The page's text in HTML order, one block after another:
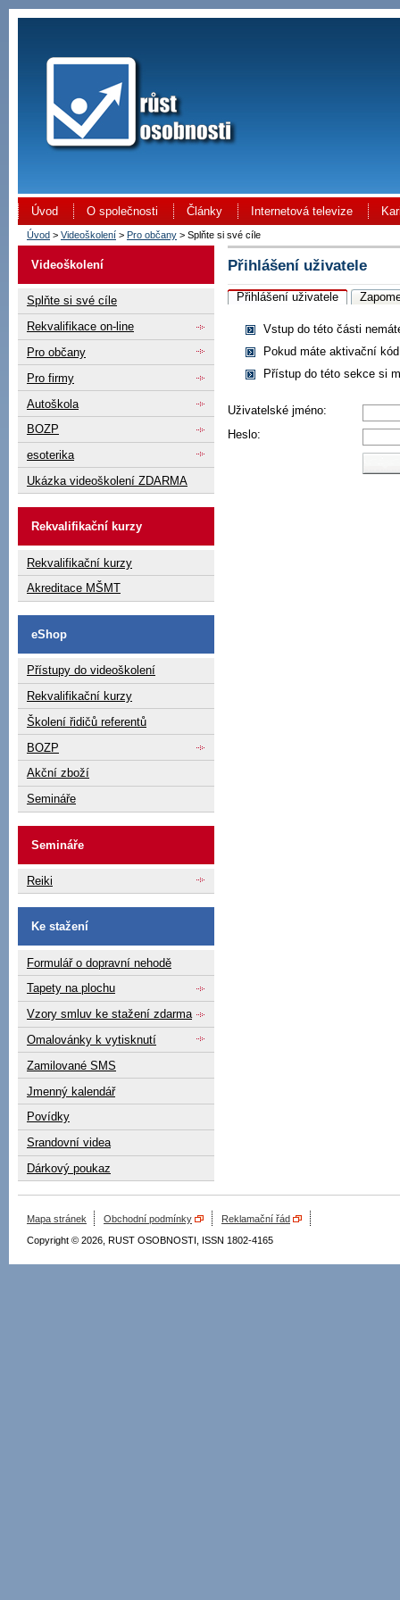
Úvod O společnosti Články Internetová televize
Úvod > Videoškolení > Pro občany > Splňte si své cíle
Videoškolení
Splňte si své cíle
Rekvalifikace on-line
Pro občany
Pro firmy
Autoškola
BOZP
esoterika
Ukázka videoškolení ZDARMA
Rekvalifikační kurzy
Rekvalifikační kurzy
Akreditace MŠMT
eShop
Přístupy do videoškolení
Rekvalifikační kurzy
Školení řidičů referentů
BOZP
Akční zboží
Semináře
Semináře
Reiki
Ke stažení
Formulář o dopravní nehodě
Tapety na plochu
Vzory smluv ke stažení zdarma
Omalovánky k vytisknutí
Zamilované SMS
Jmenný kalendář
Povídky
Srandovní videa
Dárkový poukaz
Přihlášení uživatele
Přihlášení uživatele
Vstup do této části
Pokud máte aktivační
Přístup do této sekce si
Uživatelské jméno:
Heslo:
Mapa stránek Obchodní podmínky
Reklamační řád
Copyright © 2026, RUST OSOBNOSTI, ISSN 1802-4165